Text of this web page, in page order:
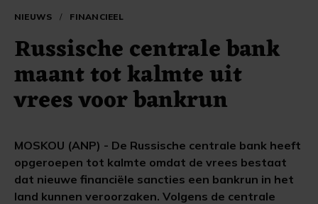
NIEUWS / FINANCIEEL
Russische centrale bank
maant tot kalmte uit
vrees voor bankrun
MOSKOU (ANP) - De Russische centrale bank heeft
opgeroepen tot kalmte omdat de vrees bestaat
dat nieuwe financiële sancties een bankrun in het
land kunnen veroorzaken. Volgens de centrale